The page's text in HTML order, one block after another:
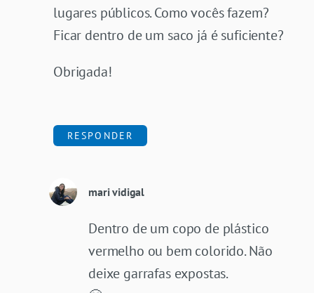
lugares públicos. Como vocês fazem?
Ficar dentro de um saco já é suficiente?
Obrigada!
RESPONDER
mari vidigal
Dentro de um copo de plástico
vermelho ou bem colorido. Não
deixe garrafas expostas.